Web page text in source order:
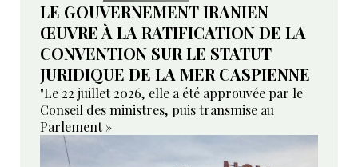
LE GOUVERNEMENT IRANIEN
ŒUVRE À LA RATIFICATION DE LA
CONVENTION SUR LE STATUT
JURIDIQUE DE LA MER CASPIENNE
"Le 22 juillet 2026, elle a été approuvée par le
Conseil des ministres, puis transmise au
Parlement »